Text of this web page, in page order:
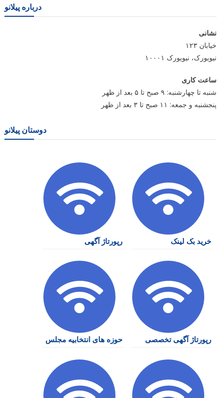
درباره پیلانو
نشانی
خیابان ۱۲۳
نیویورک، نیویورک ۱۰۰۰۱
ساعت کاری
شنبه تا چهارشنبه: ۹ صبح تا ۵ بعد از ظهر
پنجشنبه و جمعه: ۱۱ صبح تا ۳ بعد از ظهر
دوستان پیلانو
خرید بک لینک رپورتاژ آگهی
رپورتاژ آگهی تخصصی حوزه های انتخابیه مجلس